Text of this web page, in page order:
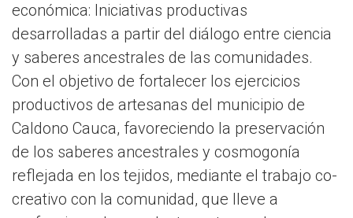
económica: Iniciativas productivas
desarrolladas a partir del diálogo entre ciencia
y saberes ancestrales de las comunidades.
Con el objetivo de fortalecer los ejercicios
productivos de artesanas del municipio de
Caldono Cauca, favoreciendo la preservación
de los saberes ancestrales y cosmogonía
reflejada en los tejidos, mediante el trabajo co-
creativo con la comunidad, que lleve a